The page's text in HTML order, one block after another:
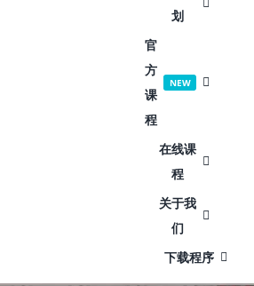
划
官
方
课
程
NEW
在线课
程
关于我
们
下载程序